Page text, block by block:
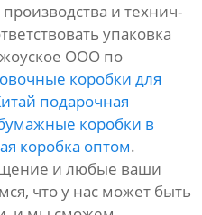
и технич-
упаковка
ООО по
коробки для
подарочная
коробки в
коробка оптом.
и любые ваши
что у нас может быть